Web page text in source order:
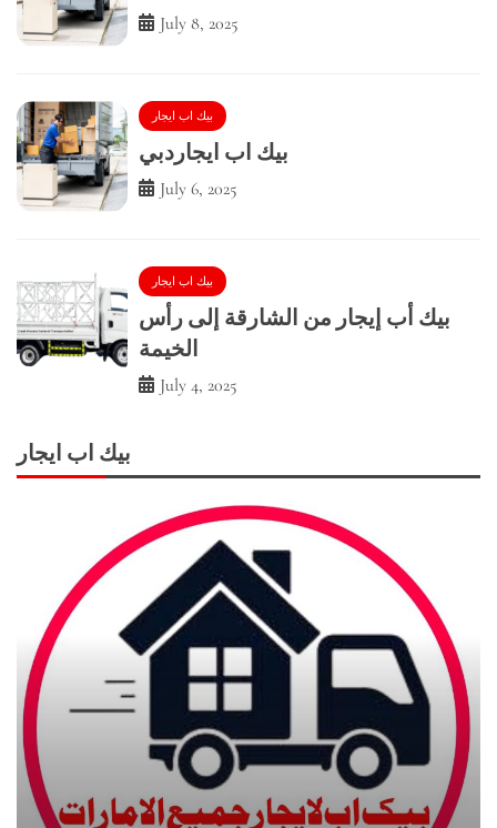
July 8, 2025
بيك اب ايجار
بيك اب ايجاردبي
July 6, 2025
بيك اب ايجار
بيك أب إيجار من الشارقة إلى رأس
الخيمة
July 4, 2025
بيك اب ايجار